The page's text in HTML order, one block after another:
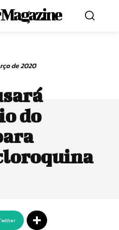
de 2020
do